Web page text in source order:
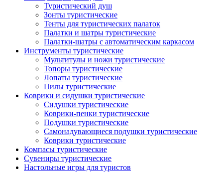
Туристический душ
Зонты туристические
Тенты для туристических палаток
Палатки и шатры туристические
Палатки-шатры с автоматическим каркасом
Инструменты туристические
Мультитулы и ножи туристические
Топоры туристические
Лопаты туристические
Пилы туристические
Коврики и сидушки туристические
Сидушки туристические
Коврики-пенки туристические
Подушки туристические
Самонадувающиеся подушки туристические
Коврики туристические
Компасы туристические
Сувениры туристические
Настольные игры для туристов